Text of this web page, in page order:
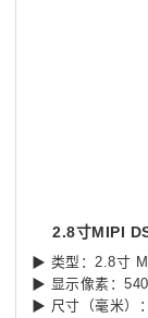
2.8寸MIPI
▶ 类型：2.8寸
▶ 显示像素：
▶ 尺寸（毫米）